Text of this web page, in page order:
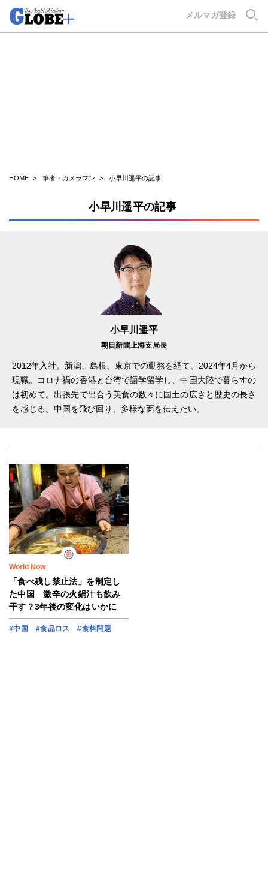
メルマガ登録
HOME 筆者・カメラマン 小早川遥平の記事
小早川遥平の記事
小早川遥平
朝日新聞上海支局長
2012年入社。新潟、島根、東京での勤務を経て、2024年4月から
現職。コロナ禍の香港と台湾で語学留学し、中国大陸で暮らすの
は初めて。出張先で出合う美食の数々に国土の広さと歴史の長さ
を感じる。中国を飛び回り、多様な面を伝えたい。
World Now
「食べ残し禁止法」を制定し
た中国 激辛の火鍋汁も飲み
干す？3年後の変化はいかに
#中国 #食品ロス #食料問題